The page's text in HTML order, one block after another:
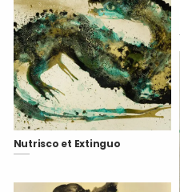
Nutrisco et Extinguo